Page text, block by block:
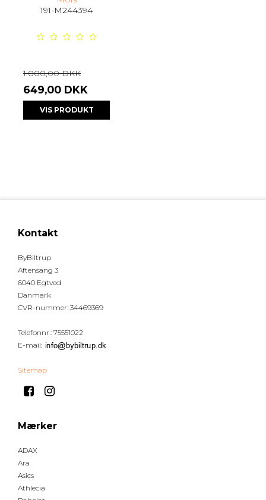
191-M244394
1.000,00 DKK
649,00 DKK
VIS PRODUKT
Kontakt
ByBiltrup
Aftensang 3
6040 Egtved
Danmark
CVR-nummer: 34469369
Telefonnr.: 75551022
E-mail:
Sitemap
Mærker
ADAX
Ara
Asics
Athlecia